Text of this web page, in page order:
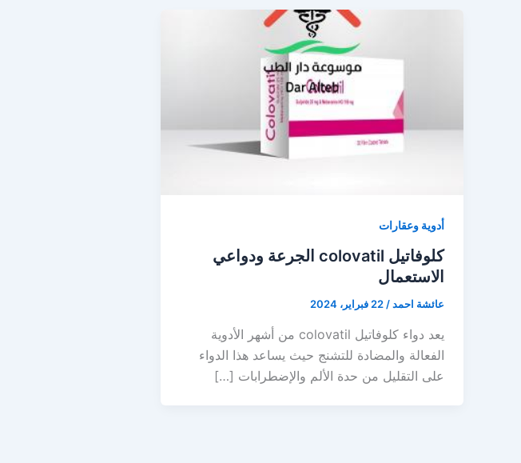
أدوية وعقارات
كلوفاتيل colovatil الجرعة ودواعي
الاستعمال
عائشة احمد/ 22 فبراير، 2024
يعد دواء كلوفاتيل colovatil من أشهر الأدوية
الفعالة والمضادة للتشنج حيث يساعد هذا الدواء
على التقليل من حدة الألم والإضطرابات […]